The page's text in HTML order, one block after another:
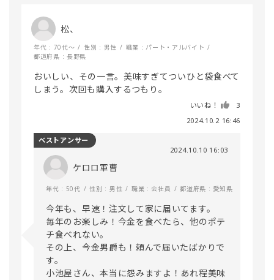
松、
年代 : 70代～ 性別 : 男性
職業 : パート・アルバイト
都道府県 : 長野県
おいしい、その一言。美味すぎてついひと袋食べて
しまう。次回も購入するつもり。
いいね！
3
2024.10.2 16:46
2024.10.10 16:03
ケロロ軍曹
年代 : 50代 性別 : 男性 職業 : 会社員 都道府県 : 愛知県
今年も、早速！注文して家に届いてます。
毎年のお楽しみ！今金を食べたら、他のポテ
チ食べれない。
その上、今金男爵も！頼んで届いたばかりで
す。
小池屋さん、本当に怨みますよ！あれ程美味
ベストアンサー